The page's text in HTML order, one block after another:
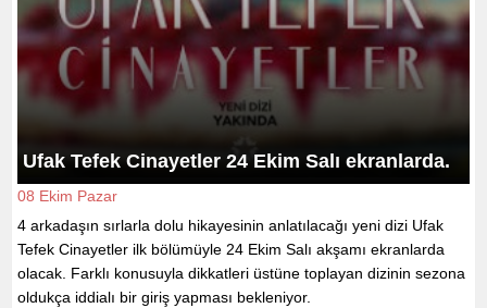
Ufak Tefek Cinayetler 24 Ekim Salı ekranlarda.
08 Ekim Pazar
4 arkadaşın sırlarla dolu hikayesinin anlatılacağı yeni dizi Ufak
Tefek Cinayetler ilk bölümüyle 24 Ekim Salı akşamı ekranlarda
olacak. Farklı konusuyla dikkatleri üstüne toplayan dizinin sezona
oldukça iddialı bir giriş yapması bekleniyor.